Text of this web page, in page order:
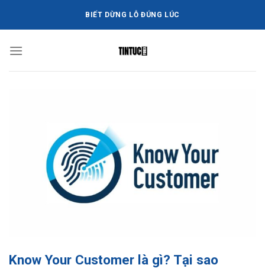
dung
BIẾT DỪNG LỖ ĐÚNG LÚC
Know Your Customer là gì? Tại sao